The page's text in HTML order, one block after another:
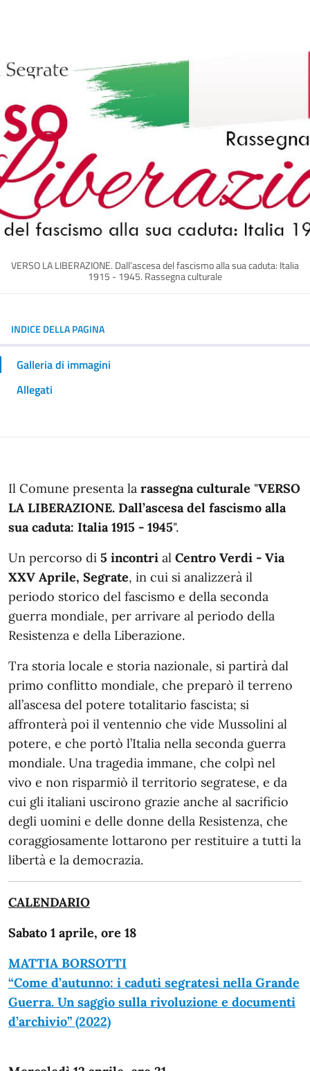
VERSO LA LIBERAZIONE. Dall’ascesa del fascismo alla sua caduta: Italia
1915 - 1945. Rassegna culturale
INDICE DELLA PAGINA
Galleria di immagini
Allegati
Il Comune presenta la rassegna culturale "VERSO
LA LIBERAZIONE. Dall’ascesa del fascismo alla
sua caduta: Italia 1915 - 1945".
Un percorso di 5 incontri al Centro Verdi - Via
XXV Aprile, Segrate, in cui si analizzerà il
periodo storico del fascismo e della seconda
guerra mondiale, per arrivare al periodo della
Resistenza e della Liberazione.
Tra storia locale e storia nazionale, si partirà dal
primo conflitto mondiale, che preparò il terreno
all’ascesa del potere totalitario fascista; si
affronterà poi il ventennio che vide Mussolini al
potere, e che portò l’Italia nella seconda guerra
mondiale. Una tragedia immane, che colpì nel
vivo e non risparmiò il territorio segratese, e da
cui gli italiani uscirono grazie anche al sacrificio
degli uomini e delle donne della Resistenza, che
coraggiosamente lottarono per restituire a tutti la
libertà e la democrazia.
CALENDARIO
Sabato 1 aprile, ore 18
MATTIA BORSOTTI
“Come d’autunno: i caduti segratesi nella Grande
Guerra. Un saggio sulla rivoluzione e documenti
d’archivio” (2022)